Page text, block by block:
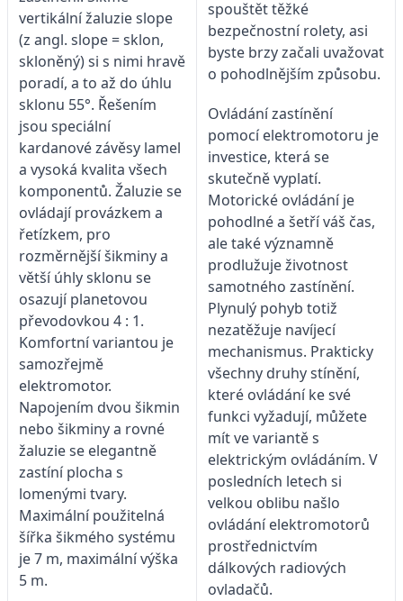
vertikální žaluzie slope
(z angl. slope = sklon,
skloněný) si s nimi hravě
poradí, a to až do úhlu
sklonu 55°. Řešením
jsou speciální
kardanové závěsy lamel
a vysoká kvalita všech
komponentů. Žaluzie se
ovládají provázkem a
řetízkem, pro
rozměrnější šikminy a
větší úhly sklonu se
osazují planetovou
převodovkou 4 : 1.
Komfortní variantou je
samozřejmě
elektromotor.
Napojením dvou šikmin
nebo šikminy a rovné
žaluzie se elegantně
zastíní plocha s
lomenými tvary.
Maximální použitelná
šířka šikmého systému
je 7 m, maximální výška
5 m.
spouštět těžké
bezpečnostní rolety, asi
byste brzy začali uvažovat
o pohodlnějším způsobu.
Ovládání zastínění
pomocí elektromotoru je
investice, která se
skutečně vyplatí.
Motorické ovládání je
pohodlné a šetří váš čas,
ale také významně
prodlužuje životnost
samotného zastínění.
Plynulý pohyb totiž
nezatěžuje navíjecí
mechanismus. Prakticky
všechny druhy stínění,
které ovládání ke své
funkci vyžadují, můžete
mít ve variantě s
elektrickým ovládáním. V
posledních letech si
velkou oblibu našlo
ovládání elektromotorů
prostřednictvím
dálkových radiových
ovladačů.